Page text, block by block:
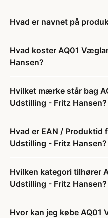
Hvad er navnet på
Hvad koster AQ01
Hansen?
Hvilket mærke står bag
Udstilling - Fritz Hansen?
Hvad er EAN / Produktid
Udstilling - Fritz Hansen?
Hvilken kategori tilhører
Udstilling - Fritz Hansen?
Hvor kan jeg købe AQ01